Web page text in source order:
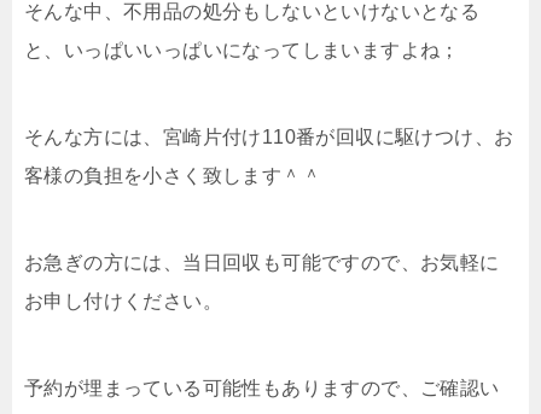
そんな中、不用品の処分もしないといけないとなる
と、いっぱいいっぱいになってしまいますよね；
そんな方には、宮崎片付け110番が回収に駆けつけ、お
客様の負担を小さく致します＾＾
お急ぎの方には、当日回収も可能ですので、お気軽に
お申し付けください。
予約が埋まっている可能性もありますので、ご確認い